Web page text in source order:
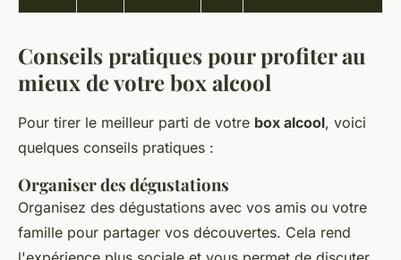
Conseils pratiques pour profiter au
mieux de votre box alcool
Pour tirer le meilleur parti de votre box alcool, voici
quelques conseils pratiques :
Organiser des dégustations
Organisez des dégustations avec vos amis ou votre
famille pour partager vos découvertes. Cela rend